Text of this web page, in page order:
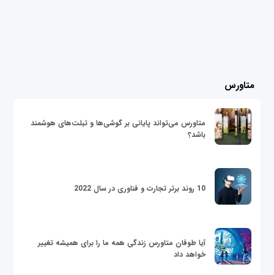
متاورس
متاورس می‌تواند پایانی بر گوشی‌ها و تبلت‌های هوشمند
باشد؟
10 روند برتر تجارت و فناوری در سال 2022
آیا طوفان متاورس زندگی همه ما را برای همیشه تغییر
خواهد داد